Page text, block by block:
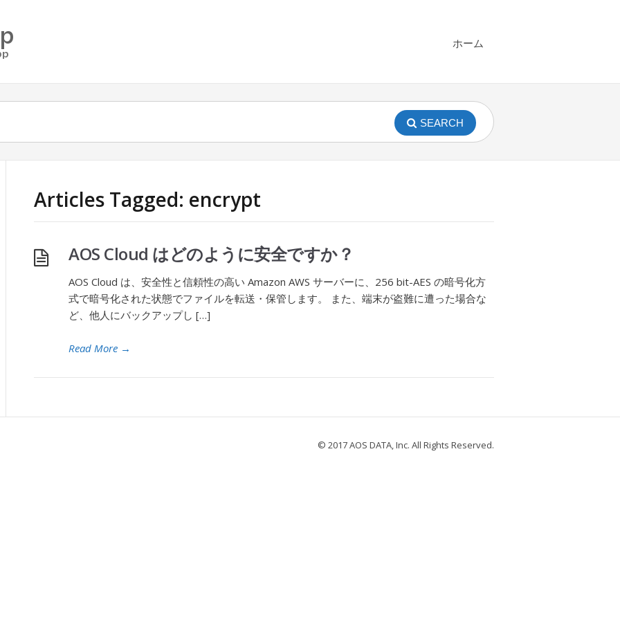
ホーム
SEARCH
Articles Tagged: encrypt
AOS Cloud はどのように安全ですか？
AOS Cloud は、安全性と信頼性の高い Amazon AWS サーバーに、256 bit-AES の暗号化方
式で暗号化された状態でファイルを転送・保管します。 また、端末が盗難に遭った場合な
ど、他人にバックアップし […]
Read More →
© 2017 AOS DATA, Inc. All Rights Reserved.